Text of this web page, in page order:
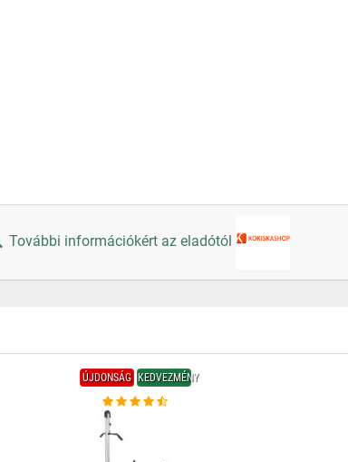
További információkért az eladótól
ÚJDONSÁG KEDVEZMÉNY